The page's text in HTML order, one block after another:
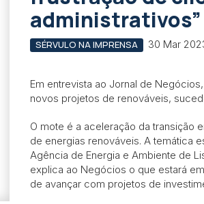
administrativos”
SÉRVULO NA IMPRENSA 30 Mar
Em entrevista ao Jornal de
novos projetos de renováveis,
O mote é a aceleração da transição
de energias renováveis. A temática
Agência de Energia e Ambiente de
explica ao Negócios o que estará
de avançar com projetos de